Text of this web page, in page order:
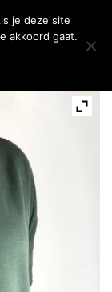
je deze site
akkoord gaat.